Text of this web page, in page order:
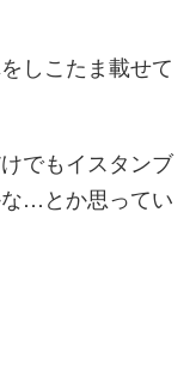
しこたま載せて
でもイスタンブ
…とか思ってい